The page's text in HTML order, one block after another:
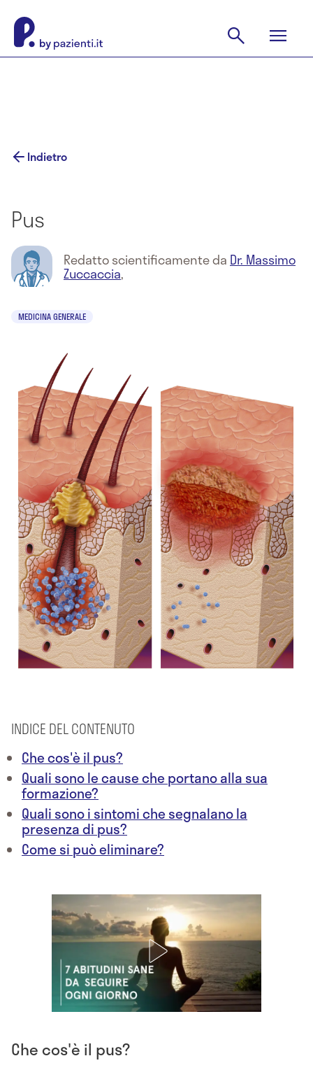
Indietro
Pus
Redatto scientificamente da Dr. Massimo
Zuccaccia,
MEDICINA GENERALE
INDICE DEL CONTENUTO
Che cos'è il pus?
Quali sono le cause che portano alla sua
formazione?
Quali sono i sintomi che segnalano la
presenza di pus?
Come si può eliminare?
Che cos'è il pus?